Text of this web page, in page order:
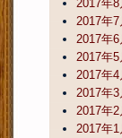
2017年8
2017年7
2017年6
2017年5
2017年4
2017年3
2017年2
2017年1